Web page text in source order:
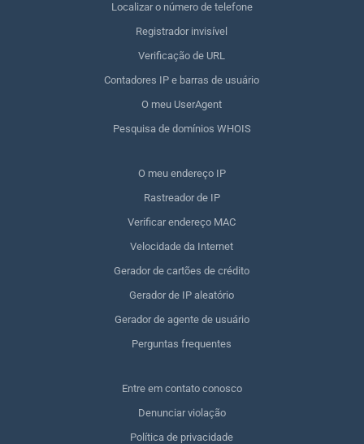
Localizar o número de telefone
Registrador invisível
Verificação de URL
Contadores IP e barras de usuário
O meu UserAgent
Pesquisa de domínios WHOIS
O meu endereço IP
Rastreador de IP
Verificar endereço MAC
Velocidade da Internet
Gerador de cartões de crédito
Gerador de IP aleatório
Gerador de agente de usuário
Perguntas frequentes
Entre em contato conosco
Denunciar violação
Política de privacidade